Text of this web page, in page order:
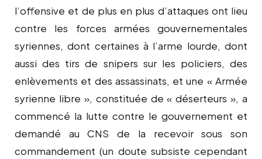
l’offensive et de plus en plus d’attaques ont lieu
contre les forces armées gouvernementales
syriennes, dont certaines à l’arme lourde, dont
aussi des tirs de snipers sur les policiers, des
enlèvements et des assassinats, et une « Armée
syrienne libre », constituée de « déserteurs », a
commencé la lutte contre le gouvernement et
demandé au CNS de la recevoir sous son
commandement (un doute subsiste cependant